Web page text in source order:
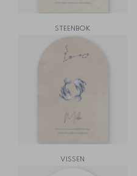
STEENBOK
VISSEN